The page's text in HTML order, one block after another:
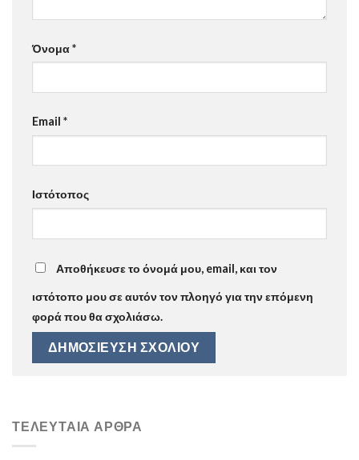
Όνομα*
Email *
Ιστότοπος
Αποθήκευσε το όνομά μου, email, και τον
ιστότοπο μου σε αυτόν τον πλοηγό για την επόμενη
φορά που θα σχολιάσω.
ΤΕΛΕΥΤΑΊΑ ΆΡΘΡΑ